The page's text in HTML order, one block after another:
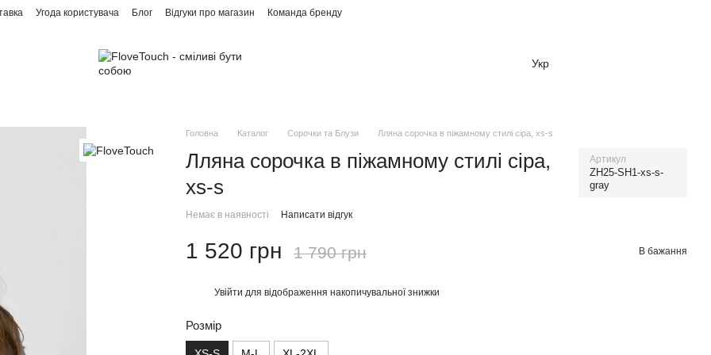
Угода користувача Блог Відгуки про магазин Команда бренду
Укр
Головна Каталог Сорочки та Блузи Лляна сорочка в піжамному стилі сіра, xs-s
Лляна сорочка в піжамному стилі сіра,
xs-s
Артикул
ZH25-SH1-xs-s-
gray
Немає в наявності Написати відгук
1 520 грн 1 790 грн В бажання
Увійти для відображення накопичувальної знижки
Розмір